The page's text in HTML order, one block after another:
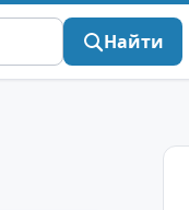
Найти